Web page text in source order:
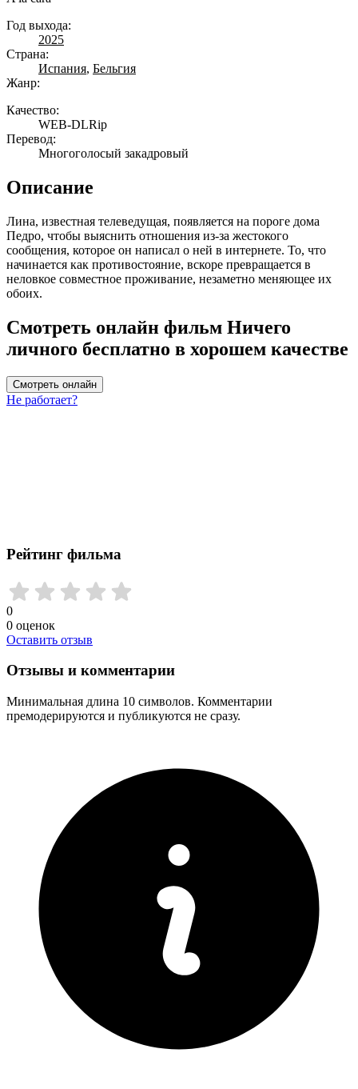
Год выхода:
2025
Страна:
Испания, Бельгия
Жанр:
Качество:
WEB-DLRip
Перевод:
Многоголосый закадровый
Описание
Лина, известная телеведущая, появляется на пороге дома
Педро, чтобы выяснить отношения из-за жестокого
сообщения, которое он написал о ней в интернете. То, что
начинается как противостояние, вскоре превращается в
неловкое совместное проживание, незаметно меняющее их
обоих.
Смотреть онлайн фильм Ничего
личного бесплатно в хорошем качестве
Смотреть онлайн
Не работает?
Рейтинг фильма
0
0 оценок
Оставить отзыв
Отзывы и комментарии
Минимальная длина 10 символов. Комментарии
премодерируются и публикуются не сразу.